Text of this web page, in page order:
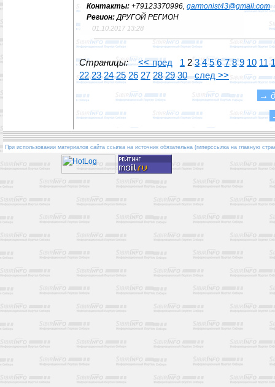
Контакты: +79123370996, garmonist43@gmail.com
Регион:ДРУГОЙ РЕГИОН
01.10.2017 13:28
Страницы: << пред 1 23 4 5 6 7 8 9 10 11
22 23 24 25 26 27 28 29 30
след >>
→
При использовании материалов сайта ссылка на источник обязательна (гиперссылка на главную